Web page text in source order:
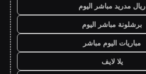
ريال مدريد مباشر اليوم
برشلونة مباشر اليوم
مباريات اليوم مباشر
يلا لايف